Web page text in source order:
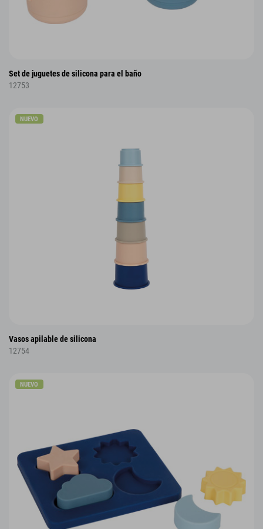
Set de juguetes de silicona para el baño
12753
NUEVO
Vasos apilable de silicona
12754
NUEVO